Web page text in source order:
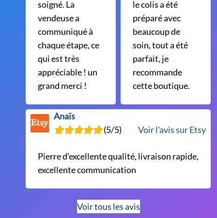
soigné. La
vendeuse a
communiqué à
chaque étape, ce
qui est très
appréciable ! un
grand merci !
le colis a été
préparé avec
beaucoup de
soin, tout a été
parfait, je
recommande
cette boutique.
Anaïs
(5/5)
Voir l’avis sur Etsy
Pierre d’excellente qualité, livraison rapide,
excellente communication
Voir tous les avis